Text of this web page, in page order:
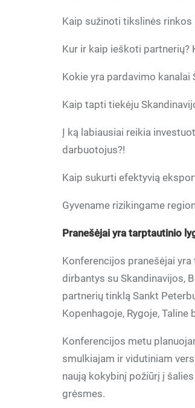
Kaip sužinoti tikslinės
Kur ir kaip ieškoti partnerių?
Kokie yra pardavimo kanalai
Kaip tapti tiekėju
Į ką labiausiai reikia
darbuotojus?!
Kaip sukurti efektyvią
Gyvename rizikingame
Pranešėjai yra tarptautinio
Konferencijos pranešėjai
dirbantys su Skandinavijos,
partnerių tinklą Sankt
Kopenhagoje, Rygoje,
Konferencijos metu
smulkiajam ir vidutiniam
naują kokybinį požiūrį į
grėsmes.